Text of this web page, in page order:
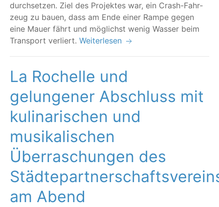
durch­set­zen. Ziel des Pro­jek­tes war, ein Crash-Fahr­
zeug zu bau­en, dass am Ende einer Ram­pe gegen
eine Mau­er fährt und mög­lichst wenig Was­ser beim
Trans­port verliert. Weiterlesen
La Rochelle und
gelungener Abschluss mit
kulinarischen und
musikalischen
Überraschungen des
am Abend